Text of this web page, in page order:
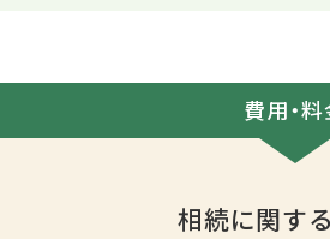
費用・
相続に関す